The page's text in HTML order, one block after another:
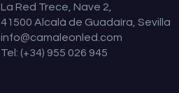
La Red Trece, Nave 2,
41500 Alcalá de Guadaíra, Sevilla
info@camaleonled.com
Tel: (+34) 955 026 945